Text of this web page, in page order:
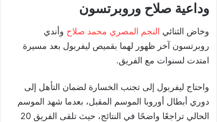
وداعية صلاح وروبرتسون
وخاض الثنائي النجم المصري محمد صلاح وأندي
روبرتسون آخر ظهور لهما بقميص ليفربول بعد مسيرة
امتدت لسنوات مع الفريق.
واحتاج ليفربول إلى تجنب الخسارة لضمان التأهل إلى
دوري أبطال أوروبا الموسم المقبل، بعدما شهد الموسم
الحالي تراجعًا واضحًا في النتائج، حيث تلقى الفريق 20